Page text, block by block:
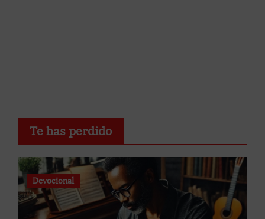
Te has perdido
Devocional